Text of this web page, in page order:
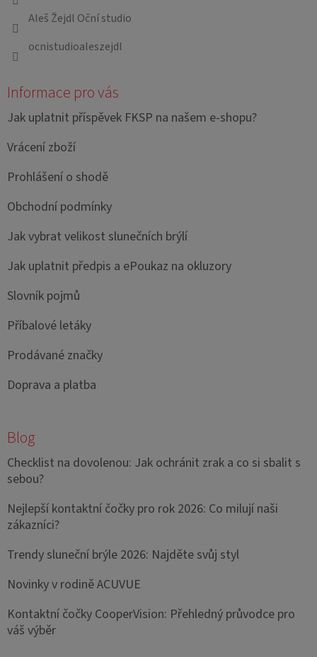
Aleš Žejdl Oční studio
ocnistudioaleszejdl
Informace pro vás
Jak uplatnit příspěvek FKSP na našem e-shopu?
Vrácení zboží
Prohlášení o shodě
Obchodní podmínky
Jak vybrat velikost slunečních brýlí
Jak uplatnit předpis a ePoukaz na okluzory
Slovník pojmů
Příbalové letáky
Prodávané značky
Doprava a platba
Blog
Checklist na dovolenou: Jak ochránit zrak a co si sbalit s
sebou?
Nejlepší kontaktní čočky pro rok 2026: Co milují naši
zákazníci?
Trendy sluneční brýle 2026: Najděte svůj styl
Novinky v rodině ACUVUE
Kontaktní čočky CooperVision: Přehledný průvodce pro
váš výběr